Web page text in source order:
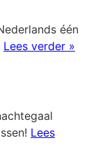
één
Lees verder »
Lees